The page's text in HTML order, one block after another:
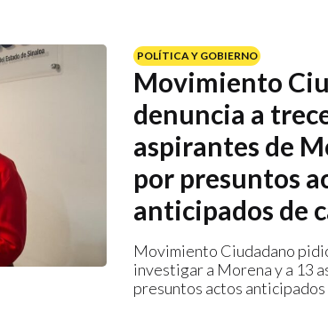
POLÍTICA Y GOBIERNO
Movimiento
denuncia a
aspirantes de
por presuntos
anticipados de
Movimiento Ciudadano
investigar a Morena y a 13
presuntos actos anticipados